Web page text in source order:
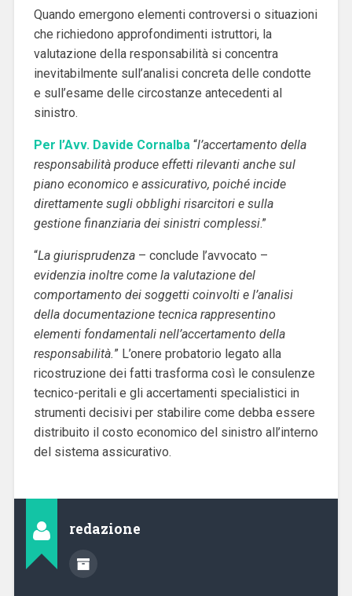
Quando emergono elementi controversi o situazioni
che richiedono approfondimenti istruttori, la
valutazione della responsabilità si concentra
inevitabilmente sull’analisi concreta delle condotte
e sull’esame delle circostanze antecedenti al
sinistro.
Per l’Avv. Davide Cornalba“l’accertamento della
responsabilità produce effetti rilevanti anche sul
piano economico e assicurativo, poiché incide
direttamente sugli obblighi risarcitori e sulla
gestione finanziaria dei sinistri complessi.”
“La giurisprudenza– conclude l’avvocato –
evidenzia inoltre come la valutazione del
comportamento dei soggetti coinvolti e l’analisi
della documentazione tecnica rappresentino
elementi fondamentali nell’accertamento della
responsabilità.” L’onere probatorio legato alla
ricostruzione dei fatti trasforma così le consulenze
tecnico-peritali e gli accertamenti specialistici in
strumenti decisivi per stabilire come debba essere
distribuito il costo economico del sinistro all’interno
del sistema assicurativo.
redazione